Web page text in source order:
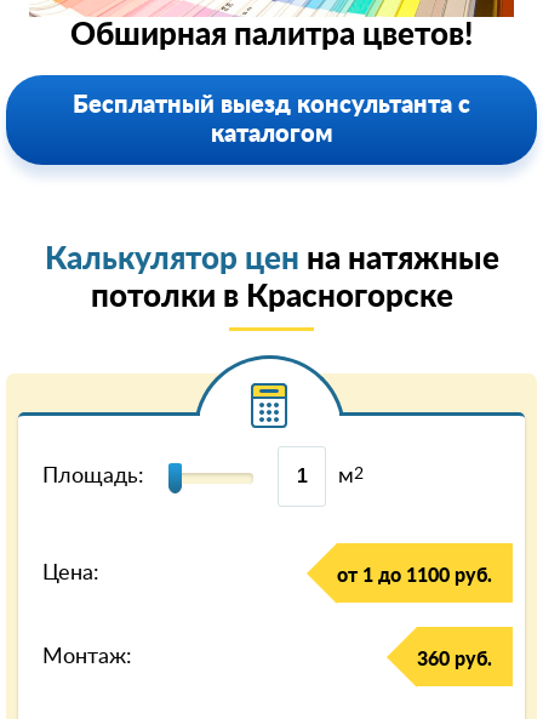
Обширная палитра цветов!
Бесплатный выезд консультанта с
каталогом
Калькулятор цен на натяжные
потолки в Красногорске
Площадь: м2
Цена: от 1 до 1100 руб.
Монтаж: 360 руб.